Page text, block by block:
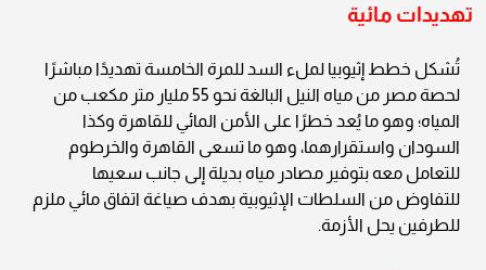
تهديدات مائية
تُشكل خطط إثيوبيا لملء السد للمرة الخامسة تهديدًا مباشرًا
لحصة مصر من مياه النيل البالغة نحو 55 مليار متر مكعب من
المياه؛ وهو ما يُعد خطرًا على الأمن المائي للقاهرة وكذا
السودان واستقرارهما، وهو ما تسعى القاهرة والخرطوم
للتعامل معه بتوفير مصادر مياه بديلة إلى جانب سعيها
للتفاوض من السلطات الإثيوبية بهدف صياغة اتفاق مائي ملزم
للطرفين يحل الأزمة.